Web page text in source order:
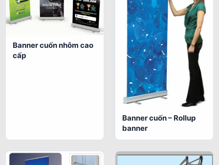
Banner cuốn nhôm cao
cấp
Banner cuốn – Rollup
banner